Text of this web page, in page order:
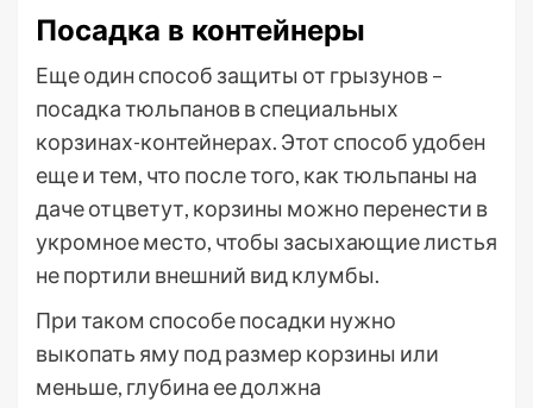
Посадка в контейнеры
Еще один способ защиты от грызунов –
посадка тюльпанов в специальных
корзинах-контейнерах. Этот способ удобен
еще и тем, что после того, как тюльпаны на
даче отцветут, корзины можно перенести в
укромное место, чтобы засыхающие листья
не портили внешний вид клумбы.
При таком способе посадки нужно
выкопать яму под размер корзины или
меньше, глубина ее должна